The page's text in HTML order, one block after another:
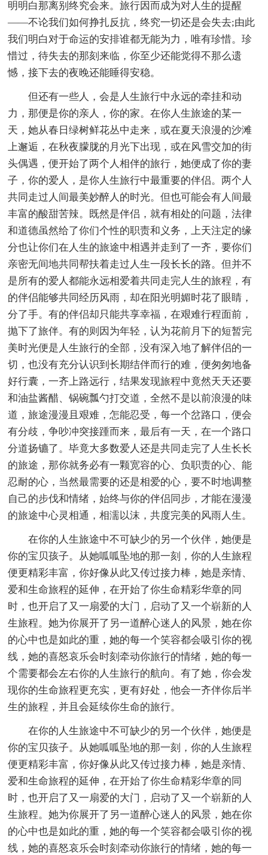
明明白那离别终究会来。旅行因而成为对人生的提醒
——不论我们如何挣扎反抗，终究一切还是会失去;由此
我们明白对于命运的安排谁都无能为力，唯有珍惜。珍
惜过，待失去的那刻来临，你至少还能觉得不那么遗
憾，接下去的夜晚还能睡得安稳。
但还有一些人，会是人生旅行中永远的牵挂和动
力，那便是你的亲人，你的家。在你人生旅途的某一
天，她从春日绿树鲜花丛中走来，或在夏天浪漫的沙滩
上邂逅，在秋夜朦胧的月光下出现，或在风雪交加的街
头偶遇，便开始了两个人相伴的旅行，她便成了你的妻
子，你的爱人，是你人生旅行中最重要的伴侣。两个人
共同走过人间最美妙醉人的时光。但也可能会有人间最
丰富的酸甜苦辣。既然是伴侣，就有相处的问题，法律
和道德虽然给了你们个性的职责和义务，上天注定的缘
分也让你们在人生的旅途中相遇并走到了一齐，要你们
亲密无间地共同帮扶着走过人生一段长长的路。但并不
是所有的爱人都能永远相爱着共同走完人生的旅程，有
的伴侣能够共同经历风雨，却在阳光明媚时花了眼睛，
分了手。有的伴侣却只能共享幸福，在艰难行程面前，
抛下了旅伴。有的则因为年轻，认为花前月下的短暂完
美时光便是人生旅行的全部，没有深入地了解伴侣的一
切，也没有充分认识到长期结伴而行的难，便匆匆地备
好行囊，一齐上路远行，结果发现旅程中竟然天天还要
和油盐酱醋、锅碗瓢勺打交道，全然不是以前浪漫的味
道，旅途漫漫且艰难，怎能忍受，每一个岔路口，便会
有分歧，争吵冲突接踵而来，最后有一天，在一个路口
分道扬镳了。毕竟大多数爱人还是共同走完了人生长长
的旅途，那你就务必有一颗宽容的心、负职责的心、能
忍耐的心，当然最需要的还是相爱的心，要不时地调整
自己的步伐和情绪，始终与你的伴侣同步，才能在漫漫
的旅途中心灵相通，相濡以沫，共度完美的风雨人生。
在你的人生旅途中不可缺少的另一个伙伴，她便是
你的宝贝孩子。从她呱呱坠地的那一刻，你的人生旅程
便更精彩丰富，你好像从此又传过接力棒，她是亲情、
爱和生命旅程的延伸，在开始了你生命精彩华章的同
时，也开启了又一扇爱的大门，启动了又一个崭新的人
生旅程。她为你展开了另一道醉心迷人的风景，她在你
的心中也是如此的重，她的每一个笑容都会吸引你的视
线，她的喜怒哀乐会时刻牵动你旅行的情绪，她的每一
个需要都会左右你的人生旅行的航向。有了她，你会发
现你的生命旅程更充实，更有好处，他会一齐伴你后半
生的旅程，并且会延续你生命的旅行。
在你的人生旅途中不可缺少的另一个伙伴，她便是
你的宝贝孩子。从她呱呱坠地的那一刻，你的人生旅程
便更精彩丰富，你好像从此又传过接力棒，她是亲情、
爱和生命旅程的延伸，在开始了你生命精彩华章的同
时，也开启了又一扇爱的大门，启动了又一个崭新的人
生旅程。她为你展开了另一道醉心迷人的风景，她在你
的心中也是如此的重，她的每一个笑容都会吸引你的视
线，她的喜怒哀乐会时刻牵动你旅行的情绪，她的每一